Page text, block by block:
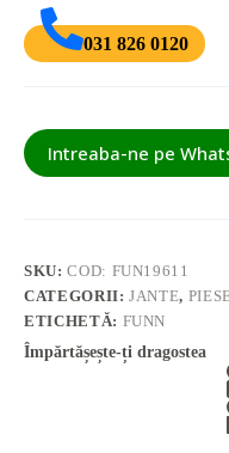
031 826 0120
Intreaba-ne pe
SKU:COD: FUN19611
CATEGORII:JANTE,
ETICHETĂ: FUNN
Împărtășește-ți dragostea